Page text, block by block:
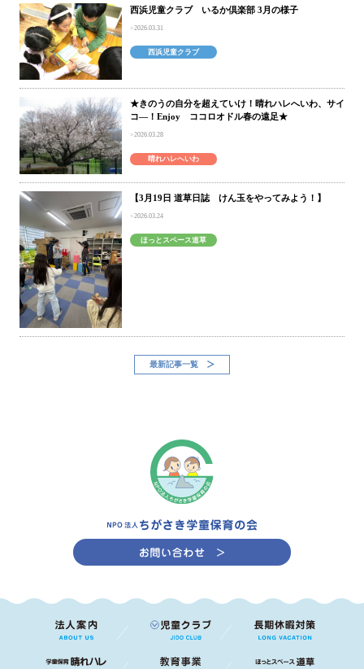
西浜児童クラブ いるか倶楽部 3月の様子
2026.03.31
西浜児童クラブ
★きのうの自分を超えていけ！晴れハレへいわ、サイ
コ―！Enjoy ココロオドル春の遠足★
2026.03.28
晴れハレへいわ
【3月19日 道草日誌 けん玉をやってみよう！】
2026.03.24
ほっとスペース道草
最新記事一覧